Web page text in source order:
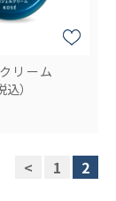
リーム
込）
< 1 2